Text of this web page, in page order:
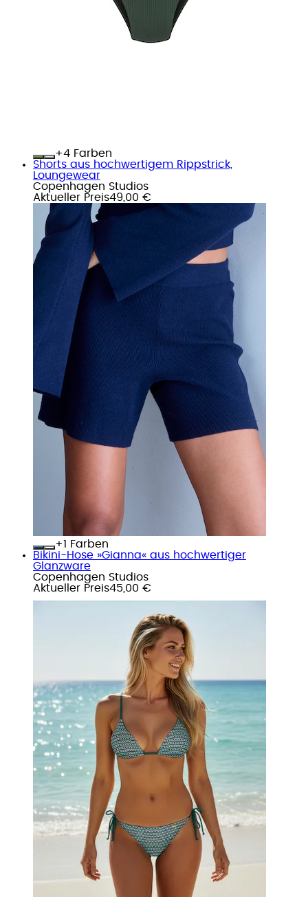
+
Farben
Shorts aus hochwertigem Rippstrick,
Loungewear
Copenhagen Studios
Aktueller Preis49,00 €
+
Farben
Bikini-Hose »Gianna« aus hochwertiger
Glanzware
Copenhagen Studios
Aktueller Preis45,00 €